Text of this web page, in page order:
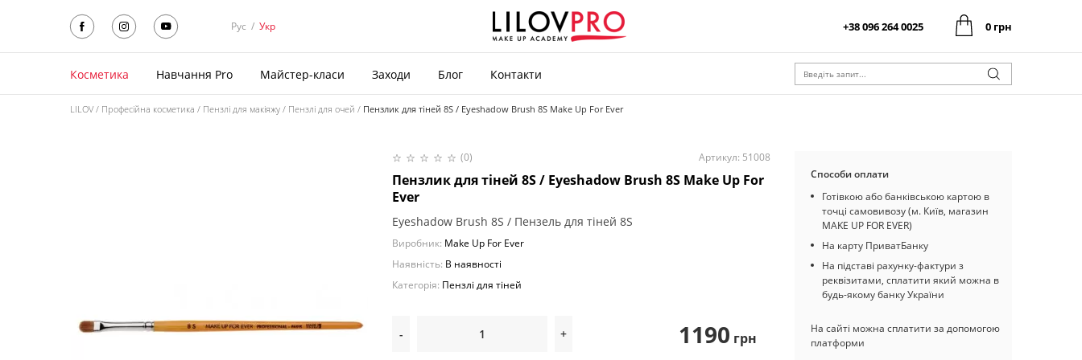
Рус / Укр +38 096 264 0025 0 грн
Косметика Навчання Pro Майстер-класи Заходи Блог Контакти
LILOV Професійна косметика Пензлі для макіяжу Пензлі для очей Пензлик для тіней 8S / Eyeshadow Brush 8S Make Up For Ever
(0) Артикул: 51008
Пензлик для тіней 8S / Eyeshadow Brush 8S Make Up For
Ever
Eyeshadow Brush 8S / Пензель для тіней 8S
Виробник: Make Up For Ever
Наявність: В наявності
Категорія: Пензлі для тіней
- + 1190 грн
Способи оплати
Готівкою або банківською картою в
точці самовивозу (м. Київ, магазин
MAKE UP FOR EVER)
На карту ПриватБанку
На підставі рахунку-фактури з
реквізитами, сплатити який можна в
будь-якому банку України
На сайті можна сплатити за допомогою
платформи